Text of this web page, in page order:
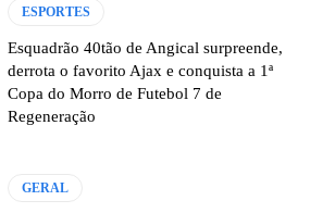
ESPORTES
Esquadrão 40tão de Angical surpreende,
derrota o favorito Ajax e conquista a 1ª
Copa do Morro de Futebol 7 de
Regeneração
GERAL